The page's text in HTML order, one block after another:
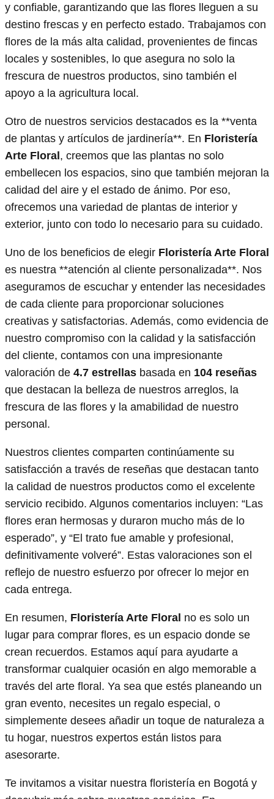
y confiable, garantizando que las flores lleguen a su
destino frescas y en perfecto estado. Trabajamos con
flores de la más alta calidad, provenientes de fincas
locales y sostenibles, lo que asegura no solo la
frescura de nuestros productos, sino también el
apoyo a la agricultura local.
Otro de nuestros servicios destacados es la **venta
de plantas y artículos de jardinería**. En Floristería
Arte Floral, creemos que las plantas no solo
embellecen los espacios, sino que también mejoran la
calidad del aire y el estado de ánimo. Por eso,
ofrecemos una variedad de plantas de interior y
exterior, junto con todo lo necesario para su cuidado.
Uno de los beneficios de elegir Floristería Arte Floral
es nuestra **atención al cliente personalizada**. Nos
aseguramos de escuchar y entender las necesidades
de cada cliente para proporcionar soluciones
creativas y satisfactorias. Además, como evidencia de
nuestro compromiso con la calidad y la satisfacción
del cliente, contamos con una impresionante
valoración de 4.7 estrellas basada en 104 reseñas
que destacan la belleza de nuestros arreglos, la
frescura de las flores y la amabilidad de nuestro
personal.
Nuestros clientes comparten continúamente su
satisfacción a través de reseñas que destacan tanto
la calidad de nuestros productos como el excelente
servicio recibido. Algunos comentarios incluyen: “Las
flores eran hermosas y duraron mucho más de lo
esperado”, y “El trato fue amable y profesional,
definitivamente volveré”. Estas valoraciones son el
reflejo de nuestro esfuerzo por ofrecer lo mejor en
cada entrega.
En resumen, Floristería Arte Floral no es solo un
lugar para comprar flores, es un espacio donde se
crean recuerdos. Estamos aquí para ayudarte a
transformar cualquier ocasión en algo memorable a
través del arte floral. Ya sea que estés planeando un
gran evento, necesites un regalo especial, o
simplemente desees añadir un toque de naturaleza a
tu hogar, nuestros expertos están listos para
asesorarte.
Te invitamos a visitar nuestra floristería en Bogotá y